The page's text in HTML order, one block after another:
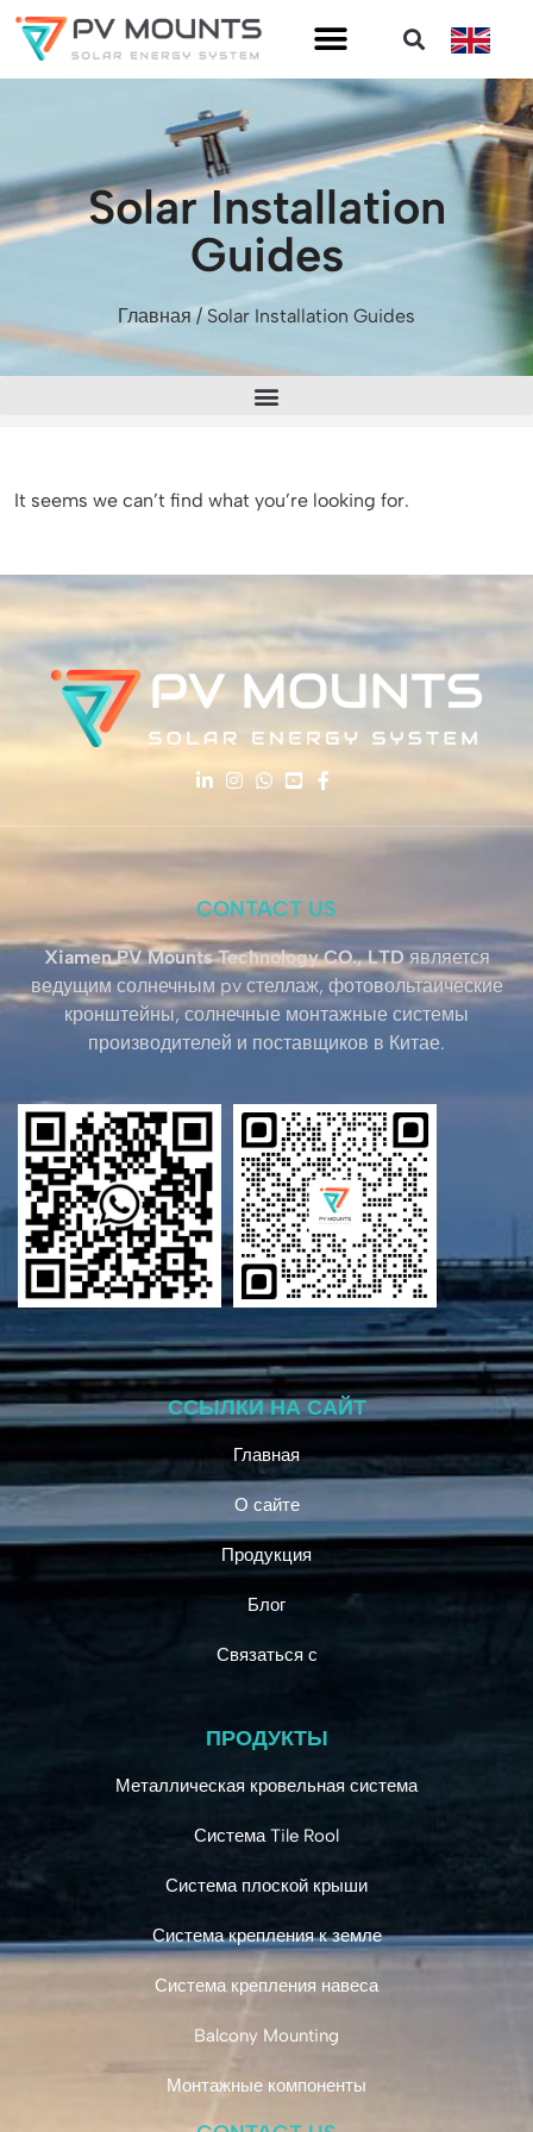
Solar Installation
Guides
Главная/ Solar Installation Guides
It seems we can’t find what you’re looking for.
CONTACT US
Xiamen PV Mounts Technology CO., LTDявляется
ведущим солнечным pv стеллаж, фотовольтаические
кронштейны, солнечные монтажные системы
производителей и поставщиков в Китае.
ССЫЛКИ НА САЙТ
Главная
О сайте
Продукция
Блог
Связаться с
ПРОДУКТЫ
Металлическая кровельная система
Система Tile Rool
Система плоской крыши
Система крепления к земле
Система крепления навеса
Balcony Mounting
Монтажные компоненты